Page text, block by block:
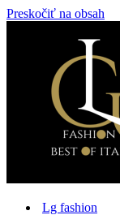
Preskočiť na obsah
Lg fashion